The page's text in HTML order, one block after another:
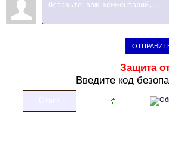
Защита
Введите код